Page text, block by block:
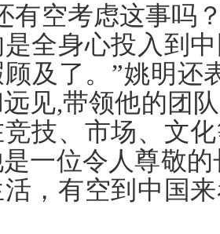
有空考虑这事吗
全身心投入到
及了。”姚明还
见,带领他的团
技、市场、文
一位令人尊敬
，有空到中国